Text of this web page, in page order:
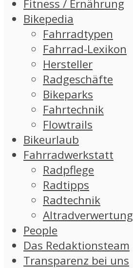
Fitness / Ernährung
Bikepedia
Fahrradtypen
Fahrrad-Lexikon
Hersteller
Radgeschäfte
Bikeparks
Fahrtechnik
Flowtrails
Bikeurlaub
Fahrradwerkstatt
Radpflege
Radtipps
Radtechnik
Altradverwertung
People
Das Redaktionsteam
Transparenz bei uns